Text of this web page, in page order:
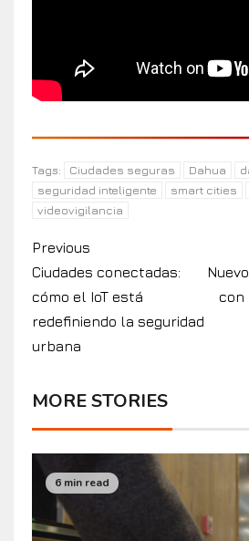
Tags: Ciudades seguras Dahua
seguridad inteligente
smart cities
videovigilancia
Previous
Ciudades conectadas:
cómo el IoT está
redefiniendo la seguridad
urbana
con
MORE STORIES
6 min read